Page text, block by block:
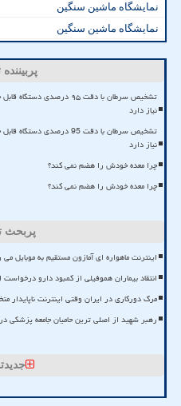
نمایشگاه ماشین سنگین
نمایشگاه ماشین سنگین
تشخیص سرطان با دقت ۹۵
نیاز دارد
تشخیص سرطان با دقت 95
نیاز دارد
چرا معده خودش را هضم نمی کند؟
چرا معده خودش را هضم نمی کند؟
پربحث
اینترنت ماهواره ای آمازون مستقیم به موبایل
انتقاد بیماران هموفیلی از کمبود دارو درخواست
مرگ دورکاری در ایران وقتی اینترنت ناپایدار
رهبر شهید از اصلی ترین حامیان جامعه پزشکی